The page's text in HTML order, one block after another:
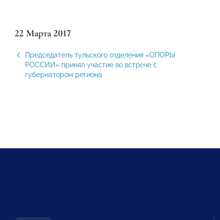
22 Марта 2017
Председатель тульского отделения «ОПОРЫ
РОССИИ» принял участие во встрече с
губернатором региона